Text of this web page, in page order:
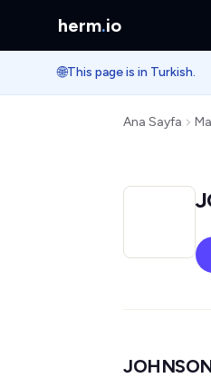
herm.io
🌐This page is in Turkish.
Ana Sayfa